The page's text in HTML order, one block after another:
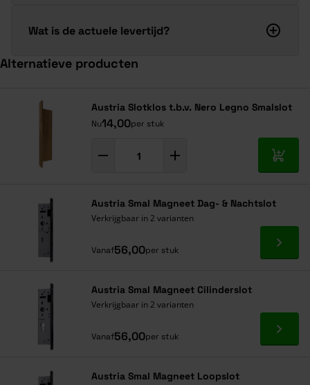
Wat is de actuele levertijd?
Alternatieve producten
Austria Slotklos t.b.v. Nero Legno Smalslot
Nu14,00per stuk
In
Austria Smal Magneet Dag- & Nachtslot
Verkrijgbaar in 2 varianten
Vanaf56,00per stuk Ga
Austria Smal Magneet Cilinderslot
Verkrijgbaar in 2 varianten
Vanaf56,00per stuk Ga
Austria Smal Magneet Loopslot